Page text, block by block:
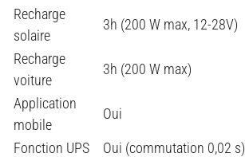
Recharge
solaire
3h (200 W max, 12-28V)
Recharge
voiture
3h (200 W max)
Application
mobile
Oui
Fonction UPS
Oui (commutation 0,02 s)